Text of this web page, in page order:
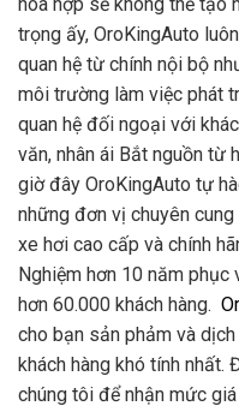
hòa hợp sẽ không thể tạo
trọng ấy, OroKingAuto
quan hệ từ chính nội bộ
môi trường làm việc phát
quan hệ đối ngoại với
văn, nhân ái Bắt nguồn từ
giờ đây OroKingAuto tự
những đơn vị chuyên
xe hơi cao cấp và chính
Nghiệm hơn 10 năm
hơn 60.000 khách hàng.
cho bạn sản phảm và
khách hàng khó tính
chúng tôi để nhận mức